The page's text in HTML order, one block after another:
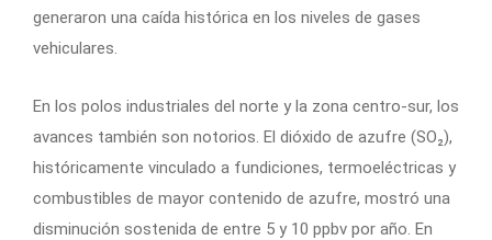
generaron una caída histórica en los niveles de gases
vehiculares.
En los polos industriales del norte y la zona centro-sur, los
avances también son notorios. El dióxido de azufre (SO₂),
históricamente vinculado a fundiciones, termoeléctricas y
combustibles de mayor contenido de azufre, mostró una
disminución sostenida de entre 5 y 10 ppbv por año. En